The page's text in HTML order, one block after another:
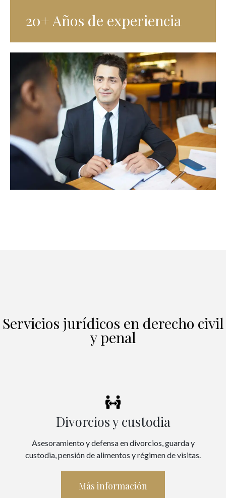
20+ Años de experiencia
Servicios jurídicos en derecho civil
y penal
Divorcios y custodia
Asesoramiento y defensa en divorcios, guarda y
custodia, pensión de alimentos y régimen de visitas.
Más información